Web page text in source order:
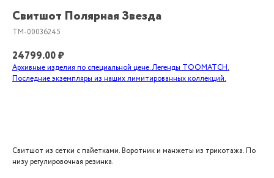
Свитшот Полярная Звезда
TM-00036245
24799.00₽
Архивные изделия по специальной цене. Легенды TOOMATCH.
Последние экземпляры из наших лимитированных коллекций.
Свитшот из сетки с пайетками. Воротник и манжеты из трикотажа. По
низу регулировочная резинка.